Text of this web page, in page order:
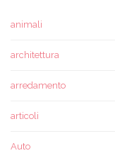
animali
architettura
arredamento
articoli
Auto